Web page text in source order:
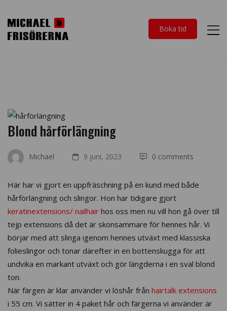
Boka tid
Blond hårförlängning
Michael 9 juni, 2023 0 comments
Här har vi gjort en uppfräschning på en kund med både
hårförlängning och slingor. Hon har tidigare gjort
keratinextensions/ nailhair hos oss men nu vill hon gå över till
tejp extensions då det är skonsammare för hennes hår. Vi
börjar med att slinga igenom hennes utväxt med klassiska
folieslingor och tonar därefter in en bottenskugga för att
undvika en markant utväxt och gör längderna i en sval blond
ton.
När färgen är klar använder vi löshår från hairtalk extensions
i 55 cm. Vi sätter in 4 paket hår och färgerna vi använder är